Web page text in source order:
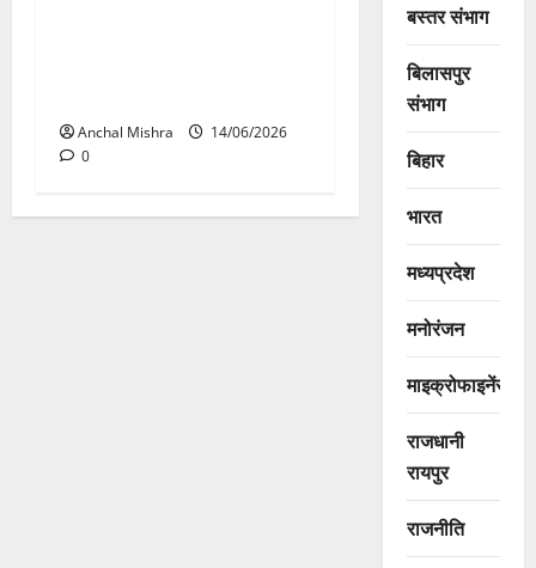
Anchal Mishra
14/06/2026
0
बस्तर संभाग
बिलासपुर
संभाग
बिहार
भारत
मध्यप्रदेश
मनोरंजन
माइक्रोफाइनेंस
राजधानी
रायपुर
राजनीति